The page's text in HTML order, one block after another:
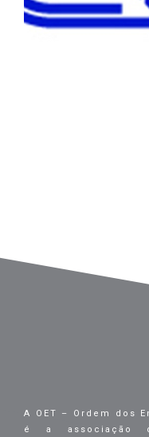
A OET – Ordem dos
é a associação